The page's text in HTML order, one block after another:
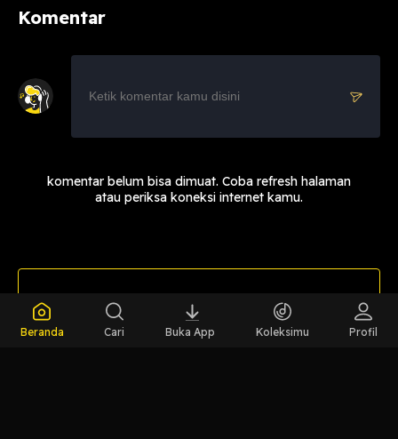
Komentar
komentar belum bisa dimuat. Coba refresh halaman
atau periksa koneksi internet kamu.
LIHAT EPISODE LAIN
Beranda
Cari Buka App Koleksimu Profil